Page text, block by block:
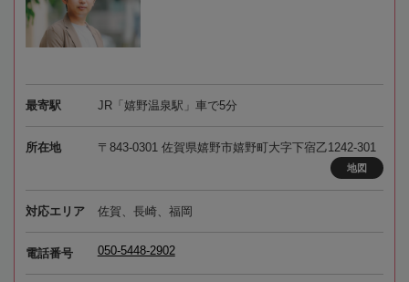
最寄駅 JR「嬉野温泉駅」車で5分
所在地 〒843-0301 佐賀県嬉野市嬉野町大字下宿乙1242-301
地図
対応エリア 佐賀、長崎、福岡
電話番号 050-5448-2902